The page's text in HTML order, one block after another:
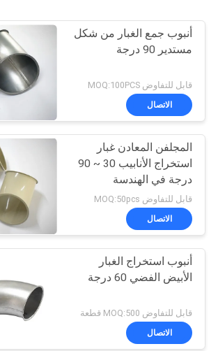
أنبوب جمع الغبار من شكل
مستدير 90 درجة
قابل للتفاوض MOQ:100PCS
الاتصال
المجلفن المعادن غبار
استخراج الأنابيب 30 ~ 90
درجة في الهندسة
الكيميائية الغبار
قابل للتفاوض MOQ:50pcs
الاتصال
أنبوب استخراج الغبار
الأبيض الفضي 60 درجة
قابل للتفاوض MOQ:500 قطعة
الاتصال